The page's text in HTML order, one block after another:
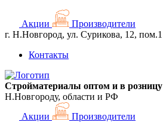
Акции
Производители
г. Н.Новгород, ул. Сурикова, 12, пом.1
Контакты
Стройматериалы оптом и в розницу
Н.Новгороду, области и РФ
Акции
Производители